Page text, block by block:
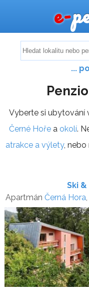
e-
...
Vyberte si ubytování
Černé Hoře a okolí.
atrakce a výlety, nebo
Ski
Apartmán Černá Hora